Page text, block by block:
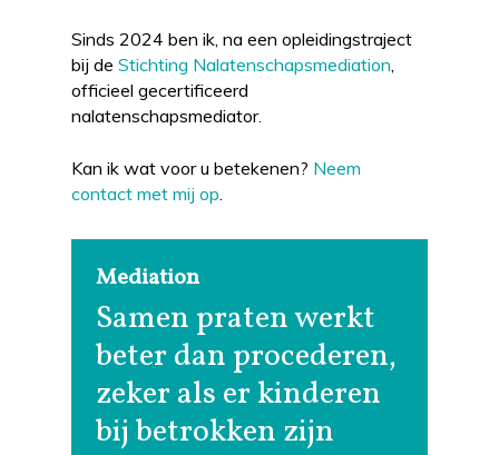
Sinds 2024 ben ik, na een opleidingstraject
bij deStichting Nalatenschapsmediation,
officieel gecertificeerd
nalatenschapsmediator.
Kan ik wat voor u betekenen? Neem
contact met mij op.
Mediation
Samen praten werkt
beter dan procederen,
zeker als er kinderen
bij betrokken zijn